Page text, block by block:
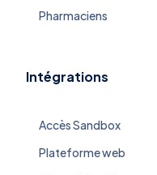
Pharmaciens
Intégrations
Accès Sandbox
Plateforme web